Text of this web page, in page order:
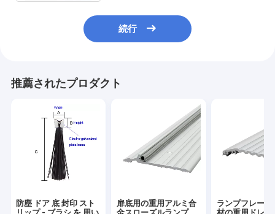
続行
推薦されたプロダクト
防塵 ドア 底 封印 スト
扉底用の重用アルミ合
ランプフレーム